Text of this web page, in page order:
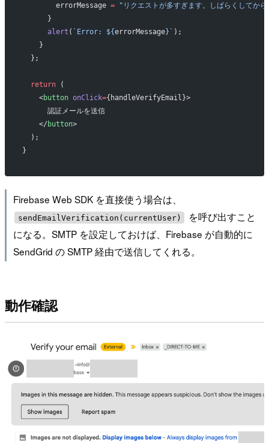
        errorMessage
= "リクエストが多すぎます。しばらくしてか
      }
      alert
( `Error: ${errorMessage}` );
    }
  };
  return
(
    <
button onClick={handleVerifyEmail}>
      認証メールを送信
    </
button>
  );
}
Firebase Web SDK を直接使う場合は、
sendEmailVerification(currentUser)
を呼び出すこと
になる。SMTP を設定しておけば、Firebase が自動的に
SendGrid の SMTP 経由で送信してくれる。
動作確認